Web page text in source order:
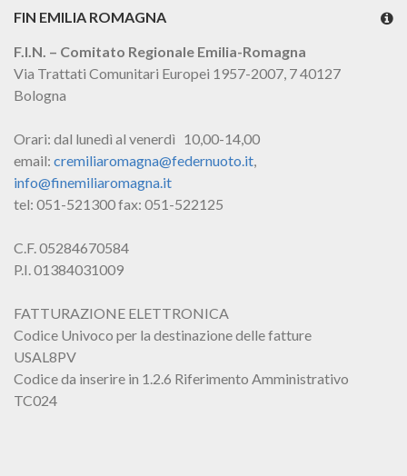
FIN EMILIA ROMAGNA
F.I.N. – Comitato Regionale Emilia-Romagna
Via Trattati Comunitari Europei 1957-2007, 7 40127
Bologna
Orari: dal lunedì al venerdì 10,00-14,00
email: cremiliaromagna@federnuoto.it,
info@finemiliaromagna.it
tel: 051-521300 fax: 051-522125
C.F. 05284670584
P.I. 01384031009
FATTURAZIONE ELETTRONICA
Codice Univoco per la destinazione delle fatture
USAL8PV
Codice da inserire in 1.2.6 Riferimento Amministrativo
TC024